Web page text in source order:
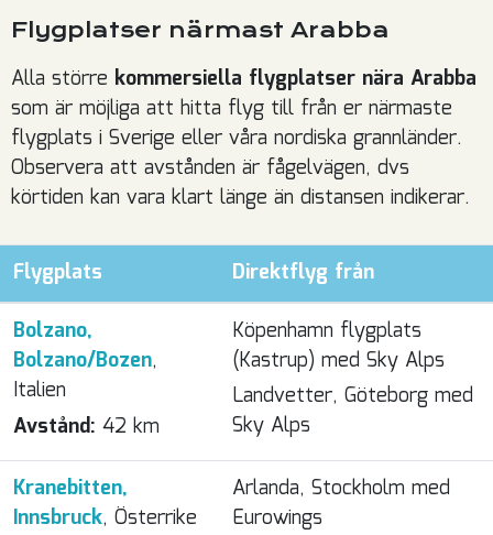
Flygplatser närmast Arabba
Alla större kommersiella flygplatser nära Arabba
som är möjliga att hitta flyg till från er närmaste
flygplats i Sverige eller våra nordiska grannländer.
Observera att avstånden är fågelvägen, dvs
körtiden kan vara klart länge än distansen indikerar.
Flygplats
Direktflyg från
Bolzano,
Bolzano/Bozen,
Italien
Avstånd: 42 km
Köpenhamn flygplats
(Kastrup) med Sky Alps
Landvetter, Göteborg med
Sky Alps
Kranebitten,
Innsbruck, Österrike
Arlanda, Stockholm med
Eurowings